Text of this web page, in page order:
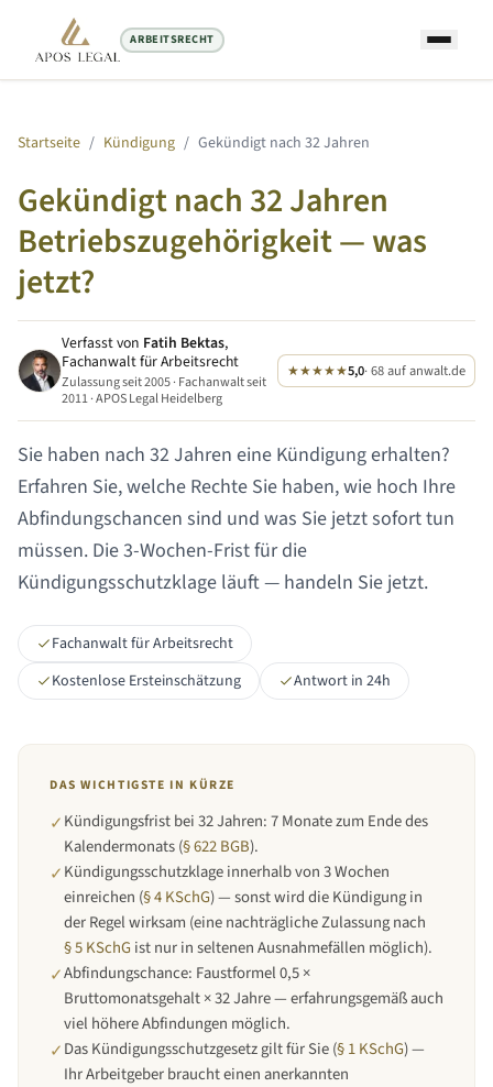
ARBEITSRECHT
Startseite / Kündigung / Gekündigt nach 32 Jahren
Gekündigt nach 32 Jahren
Betriebszugehörigkeit — was
jetzt?
Verfasst von Fatih Bektas,
Fachanwalt für Arbeitsrecht
Zulassung seit 2005 · Fachanwalt seit
2011 · APOS Legal Heidelberg
★★★★★5,0· 68 auf anwalt.de
Sie haben nach 32 Jahren eine Kündigung erhalten?
Erfahren Sie, welche Rechte Sie haben, wie hoch Ihre
Abfindungschancen sind und was Sie jetzt sofort tun
müssen. Die 3-Wochen-Frist für die
Kündigungsschutzklage läuft — handeln Sie jetzt.
Fachanwalt für Arbeitsrecht
Kostenlose Ersteinschätzung
Antwort in 24h
DAS WICHTIGSTE IN KÜRZE
✓Kündigungsfrist bei32 Jahren:7 Monate zum Ende des
Kalendermonats(§ 622 BGB).
✓Kündigungsschutzklage innerhalb von 3 Wochen
einreichen (§ 4 KSchG) — sonst wird die Kündigung in
der Regel wirksam (eine nachträgliche Zulassung nach
§ 5 KSchG ist nur in seltenen Ausnahmefällen möglich).
✓Abfindungschance: Faustformel 0,5 ×
Bruttomonatsgehalt × 32 Jahre — erfahrungsgemäß auch
viel höhere Abfindungen möglich.
✓Das Kündigungsschutzgesetz gilt für Sie (§ 1 KSchG) —
Ihr Arbeitgeber braucht einen anerkannten